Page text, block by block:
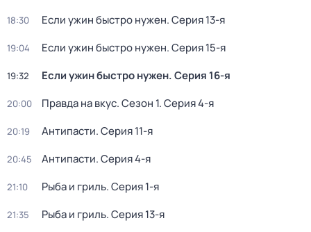
18:30 Если ужин быстро нужен. Серия 13-я
19:04 Если ужин быстро нужен. Серия 15-я
19:32 Если ужин быстро нужен. Серия 16-я
20:00 Правда на вкус. Сезон 1. Серия 4-я
20:19 Антипасти. Серия 11-я
20:45 Антипасти. Серия 4-я
21:10 Рыба и гриль. Серия 1-я
21:35 Рыба и гриль. Серия 13-я